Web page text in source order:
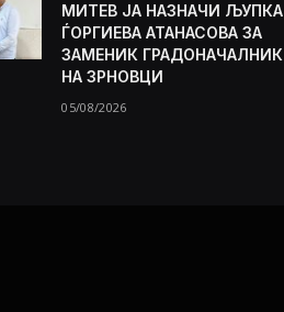
МИТЕВ ЈА НАЗНАЧИ ЉУПКА
ЃОРГИЕВА АТАНАСОВА ЗА
ЗАМЕНИК ГРАДОНАЧАЛНИК
НА ЗРНОВЦИ
05/08/2026